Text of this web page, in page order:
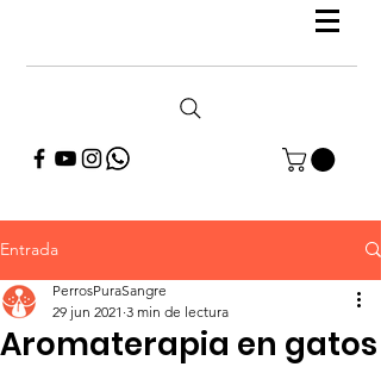
Entrada
Aromaterapia en gatos
PerrosPuraSangre
29 jun 2021 3 min de lectura